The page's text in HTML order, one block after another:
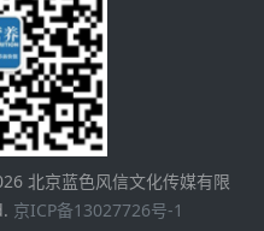
北京蓝色风信文化传媒有限
京ICP备13027726号-1